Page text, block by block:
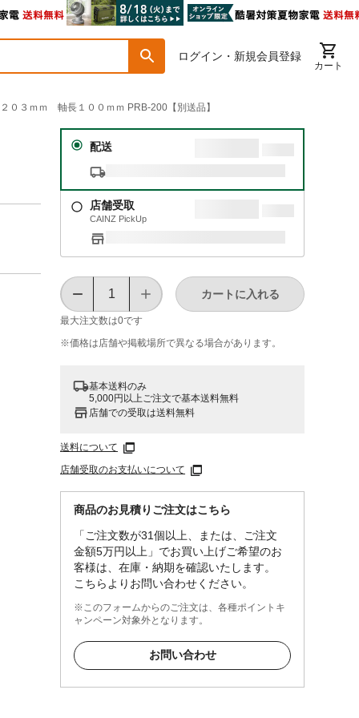
ログイン・新規会員登録
カート
３ｍｍ 軸長１００ｍｍ PRB-200【別送品】
配送
店舗受取
CAINZ PickUp
最大注文数は0です
カートに入れる
※価格は​店舗や​掲載場所で​異なる​場合が​あります。
基本送料のみ
5,000円以上ご注文で基本送料無料
店舗での受取は送料無料
送料について
店舗受取のお支払いについて
商品のお見積りご注文はこちら
「ご注文数が31個以上、または、ご注文
金額5万円以上」でお買い上げご希望のお
客様は、在庫・納期を確認いたします。
こちらよりお問い合わせください。
※このフォームからのご注文は、各種ポイントキ
ャンペーン対象外となります。
お問い合わせ